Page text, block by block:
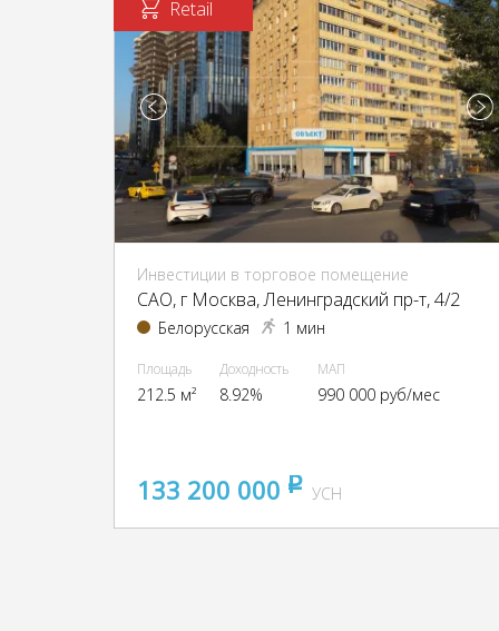
Retail
Инвестиции в торговое помещение
CАО, г Москва, Ленинградский пр-т, 4/2
Белорусская 1 мин
Площадь
212.5 м²
Доходность
8.92%
МАП
990 000 руб/мес
133 200 000 pуб
УСН